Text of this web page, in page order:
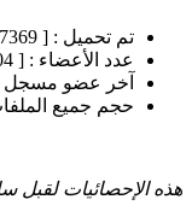
تم تحميل : [ 7369 ملف و 40 صورة ]
عدد الأعضاء : [ 2804 عضو ]
آخر عضو مسجل
حجم جميع
هذه الإحصائيات لقبل